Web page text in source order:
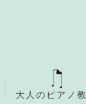
大人のピアノ